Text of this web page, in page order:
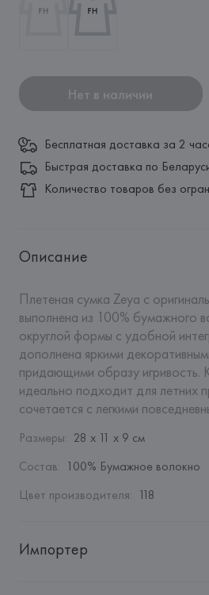
Нет в наличии
Бесплатная доставка за 2
Быстрая доставка по
Количество товаров без
Описание
Плетеная сумка Zeya с
выполнена из 100% бумажного
округлой формы с удобной
дополнена яркими
придающими образу игривость.
идеально подходит для летних
сочетается с легкими
Размеры: 28 x 11 x 9 см
Состав: 100% Бумажное волокно
Цвет производителя: 118
Импортер